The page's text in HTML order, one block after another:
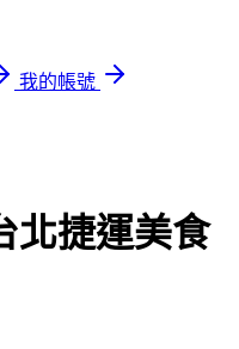
我的帳號
北捷運美食